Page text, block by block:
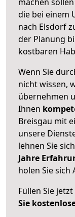
die bei einem
nach Elsdorf
der Planung
kostbaren
Wenn Sie
nicht wissen,
übernehmen
Ihnen
Breisgau mit
unsere
lehnen Sie
Jahre
holen Sie sich
Füllen Sie
Sie